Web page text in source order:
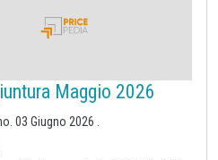
Maggio 2026
03 Giugno 2026